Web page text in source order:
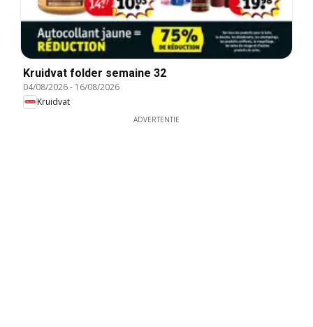
Kruidvat folder semaine 32
04/08/2026- 16/08/2026
Kruidvat
ADVERTENTIE